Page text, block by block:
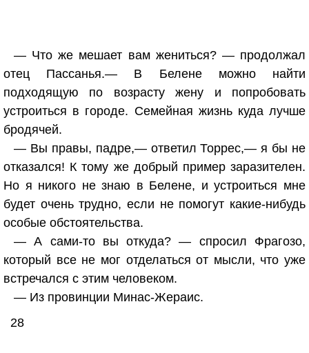
— Что же мешает вам жениться? — продолжал
отец Пассанья.— В Белене можно найти
подходящую по возрасту жену и попробовать
устроиться в городе. Семейная жизнь куда лучше
бродячей.
— Вы правы, падре,— ответил Торрес,— я бы не
отказался! К тому же добрый пример заразителен.
Но я никого не знаю в Белене, и устроиться мне
будет очень трудно, если не помогут какие-нибудь
особые обстоятельства.
— А сами-то вы откуда? — спросил Фрагозо,
который все не мог отделаться от мысли, что уже
встречался с этим человеком.
— Из провинции Минас-Жераис.
28